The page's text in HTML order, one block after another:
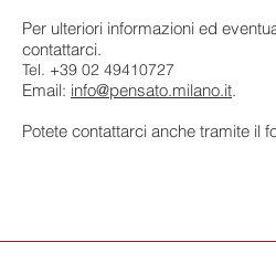
Per ulteriori informazioni ed
contattarci.
Tel. +39 02 49410727
Email: info@pensato.milano.it.
Potete contattarci anche tramite il